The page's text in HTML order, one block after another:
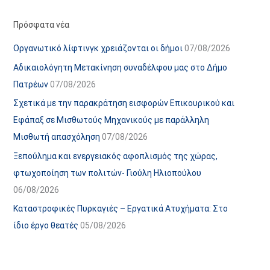
α
ρ
τ
ή
σ
ε
ω
ν
ε
ρ
θ
ρ
ω
ν
ι
σ
τ
ο
χ
Πρόσφατα νέα
Οργανωτικό λίφτινγκ χρειάζονται οι δήμοι07/08/2026
Αδικαιολόγητη Μετακίνηση συναδέλφου μας στο Δήμο
Πατρέων07/08/2026
Σχετικά με την παρακράτηση εισφορών Επικουρικού και
Εφάπαξ σε Μισθωτούς Μηχανικούς με παράλληλη
Μισθωτή απασχόληση 07/08/2026
Ξεπούλημα και ενεργειακός αφοπλισμός της χώρας,
φτωχοποίηση των πολιτών- Γιούλη Ηλιοπούλου
06/08/2026
Καταστροφικές Πυρκαγιές – Εργατικά Ατυχήματα: Στο
ίδιο έργο θεατές 05/08/2026